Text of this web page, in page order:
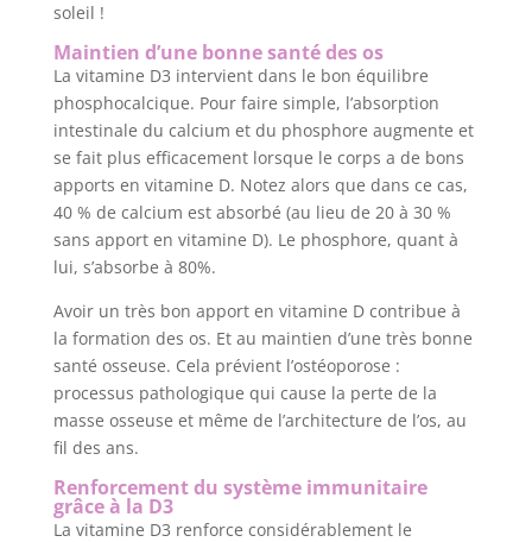
soleil !
Maintien d’une bonne santé des os
La vitamine D3 intervient dans le bon équilibre
phosphocalcique. Pour faire simple, l’absorption
intestinale du calcium et du phosphore augmente et
se fait plus efficacement lorsque le corps a de bons
apports en vitamine D. Notez alors que dans ce cas,
40 % de calcium est absorbé (au lieu de 20 à 30 %
sans apport en vitamine D). Le phosphore, quant à
lui, s’absorbe à 80%.
Avoir un très bon apport en vitamine D contribue à
la formation des os. Et au maintien d’une très bonne
santé osseuse. Cela prévient l’ostéoporose :
processus pathologique qui cause la perte de la
masse osseuse et même de l’architecture de l’os, au
fil des ans.
Renforcement du système immunitaire
grâce à la D3
La vitamine D3 renforce considérablement le